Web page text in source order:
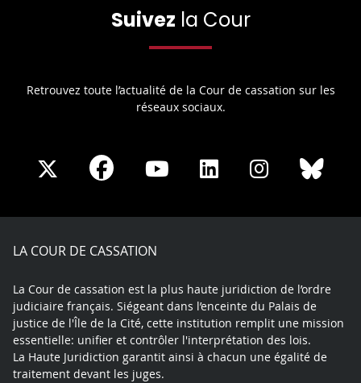
Suivez la Cour
Retrouvez toute l’actualité de la Cour de cassation sur les
réseaux sociaux.
Share
X
Share
Facebook
Share
Youtube
Share
LinkedIn
Share
Instagram
LA COUR DE CASSATION
La Cour de cassation est la plus haute juridiction de l’ordre
judiciaire français. Siégeant dans l’enceinte du Palais de
justice de l'Île de la Cité, cette institution remplit une mission
essentielle: unifier et contrôler l'interprétation des lois.
La Haute Juridiction garantit ainsi à chacun une égalité de
traitement devant les juges.